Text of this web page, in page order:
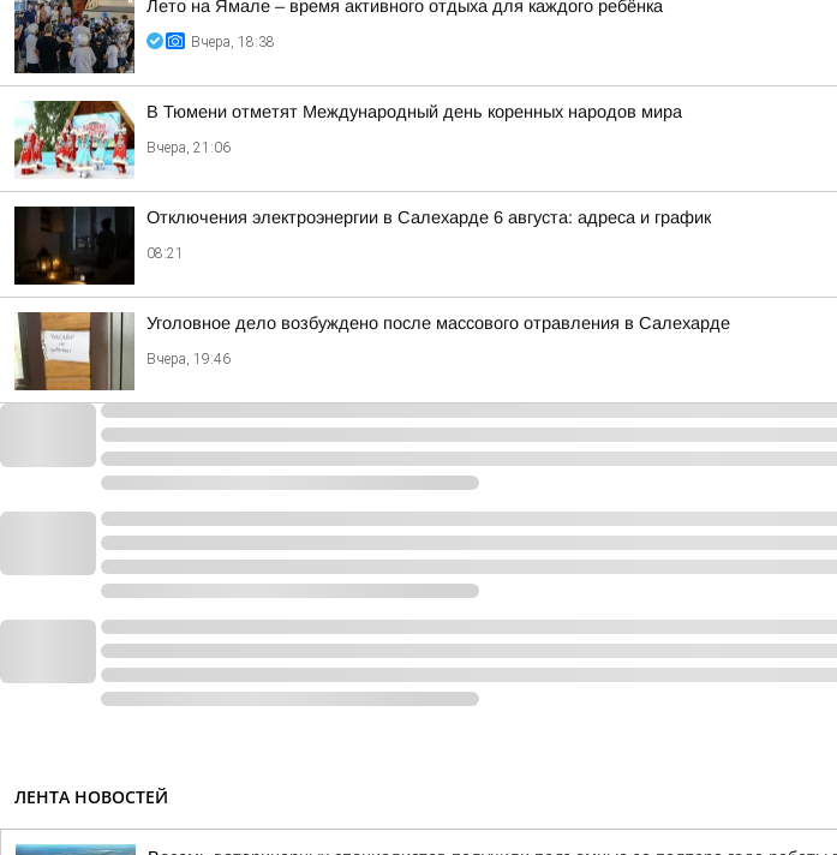
Лето на Ямале – время активного отдыха для каждого ребёнка
Вчера, 18:38
В Тюмени отметят Международный день коренных народов мира
Вчера, 21:06
Отключения электроэнергии в Салехарде 6 августа: адреса и график
08:21
Уголовное дело возбуждено после массового отравления в Салехарде
Вчера, 19:46
ЛЕНТА НОВОСТЕЙ